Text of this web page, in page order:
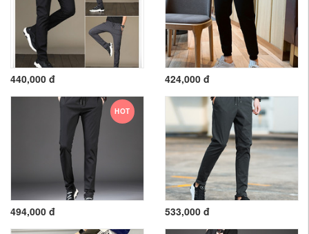
440,000 đ 424,000 đ
HOT
494,000 đ 533,000 đ